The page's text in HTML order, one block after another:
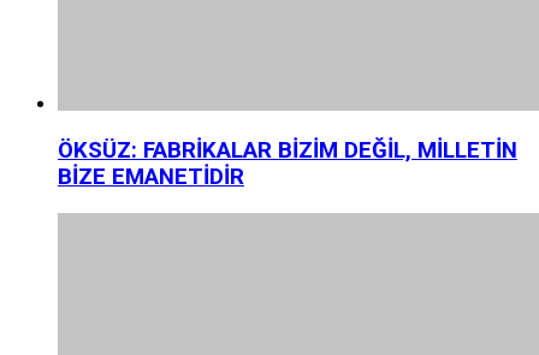
ÖKSÜZ: FABRİKALAR BİZİM DEĞİL, MİLLETİN
BİZE EMANETİDİR